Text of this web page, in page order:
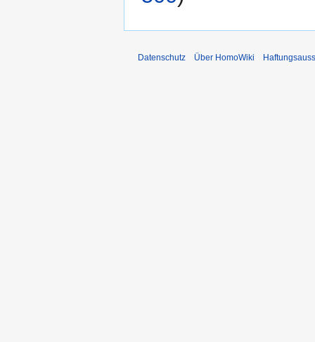
Datenschutz Über HomoWiki